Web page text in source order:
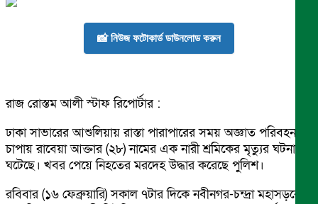
📸 নিউজ ফটোকার্ড ডাউনলোড করুন
রাজ রোস্তম আলী স্টাফ রিপোর্টার :
ঢাকা সাভারের আশুলিয়ায় রাস্তা পারাপারের সময় অজ্ঞাত পরিবহন
চাপায় রাবেয়া আক্তার (২৮) নামের এক নারী শ্রমিকের মৃত্যুর ঘটনা
ঘটেছে। খবর পেয়ে নিহতের মরদেহ উদ্ধার করেছে পুলিশ।
রবিবার (১৬ ফেব্রুয়ারি) সকাল ৭টার দিকে নবীনগর-চন্দ্রা মহাসড়কের